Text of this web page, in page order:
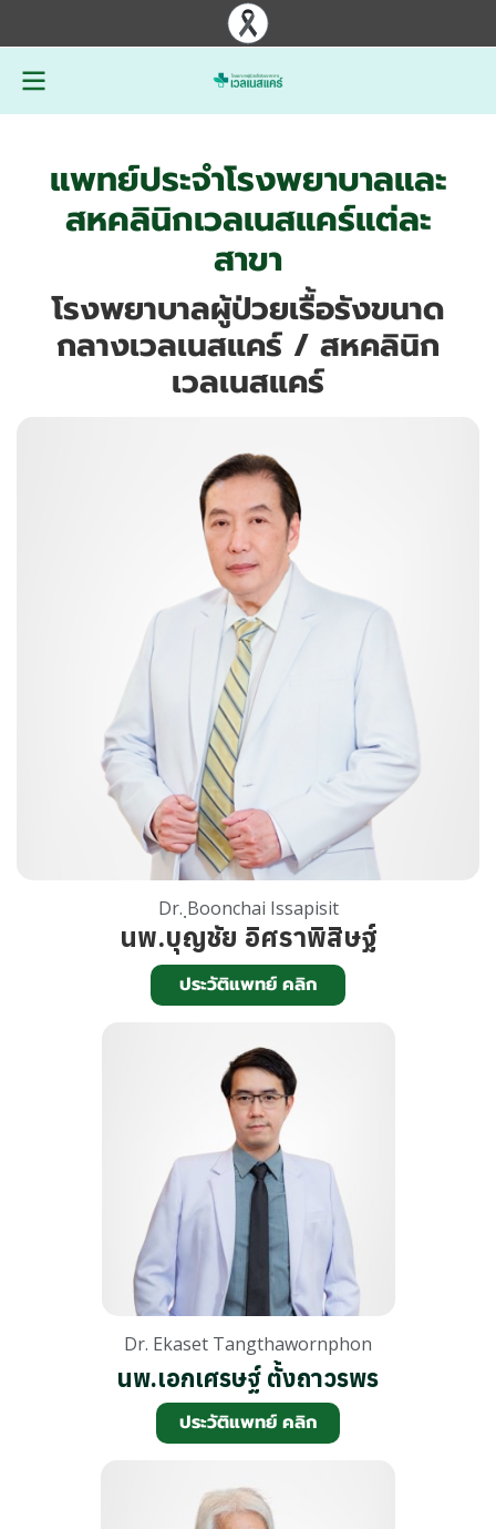
แพทย์ประจำโรงพยาบาลและ
สหคลินิกเวลเนสแคร์แต่ละ
สาขา
โรงพยาบาลผู้ป่วยเรื้อรังขนาด
กลางเวลเนสแคร์ / สหคลินิก
เวลเนสแคร์
Dr. ฺBoonchai Issapisit
นพ.บุญชัย อิศราพิสิษฐ์
ประวัติแพทย์ คลิก
Dr. Ekaset Tangthawornphon
นพ.เอกเศรษฐ์ ตั้งถาวรพร
ประวัติแพทย์ คลิก